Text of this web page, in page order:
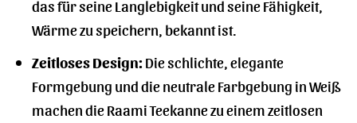
das für seine Langlebigkeit und seine Fähigkeit,
Wärme zu speichern, bekannt ist.
Zeitloses Design:Die schlichte, elegante
Formgebung und die neutrale Farbgebung in Weiß
machen die Raami Teekanne zu einem zeitlosen